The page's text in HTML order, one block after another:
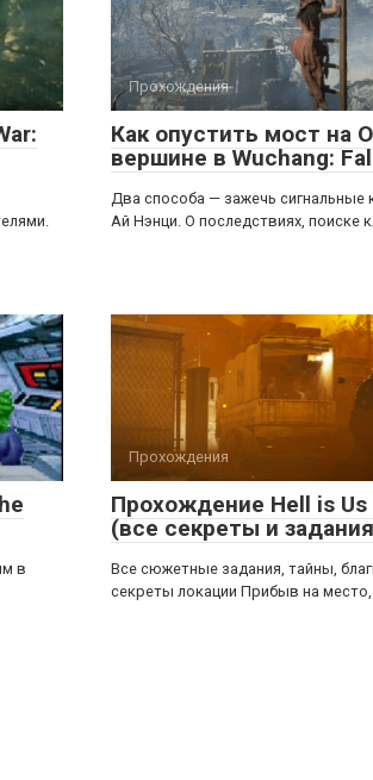
Прохождения
Как опустить мост на
вершине в Wuchang:
Два способа — зажечь сигнальные
Ай Нэнци. О последствиях, поиске
в
Прохождения
Прохождение Hell is
(все секреты и
Все сюжетные задания, тайны,
секреты локации Прибыв на место,